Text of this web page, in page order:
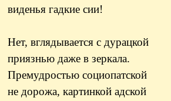
виденья гадкие сии!
Нет, вглядывается с дурацкой
приязнью даже в зеркала.
Премудростью социопатской
не дорожа, картинкой адской